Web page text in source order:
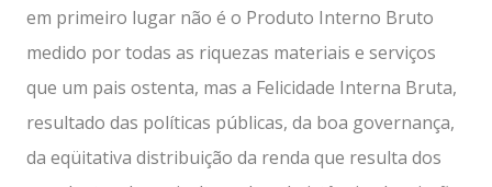
em primeiro lugar não é o Produto Interno Bruto
medido por todas as riquezas materiais e serviços
que um pais ostenta, mas a Felicidade Interna Bruta,
resultado das políticas públicas, da boa governança,
da eqüitativa distribuição da renda que resulta dos